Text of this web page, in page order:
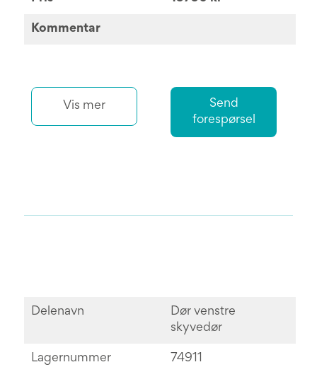
Kommentar
Vis mer
Send
forespørsel
Delenavn
Dør venstre
skyvedør
Lagernummer 74911